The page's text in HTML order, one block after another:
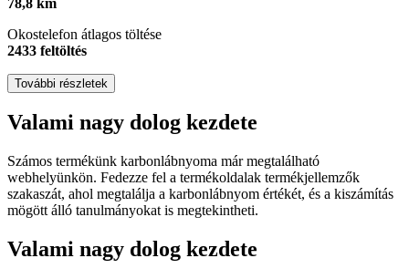
Okostelefon átlagos töltése
2433 feltöltés
További részletek
Valami nagy dolog kezdete
Számos termékünk karbonlábnyoma már megtalálható
webhelyünkön. Fedezze fel a termékoldalak termékjellemzők
szakaszát, ahol megtalálja a karbonlábnyom értékét, és a kiszámítás
mögött álló tanulmányokat is megtekintheti.
Valami nagy dolog kezdete